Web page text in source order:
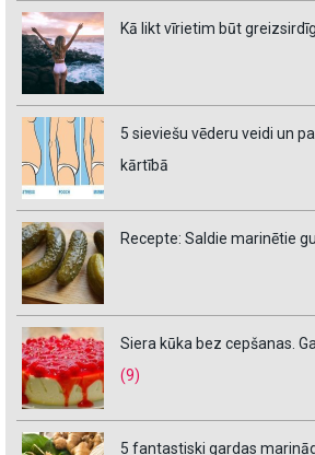
Kā likt vīrietim būt
5 sieviešu vēderu veidi un
kārtībā
Recepte: Saldie marinētie
Siera kūka bez cepšanas.
(9)
5 fantastiski gardas